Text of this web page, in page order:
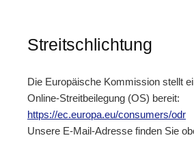
Streitschlichtung
Die Europäische Kommission stellt
Online-Streitbeilegung (OS) bereit:
https://ec.europa.eu/consumers/odr
Unsere E-Mail-Adresse finden Sie